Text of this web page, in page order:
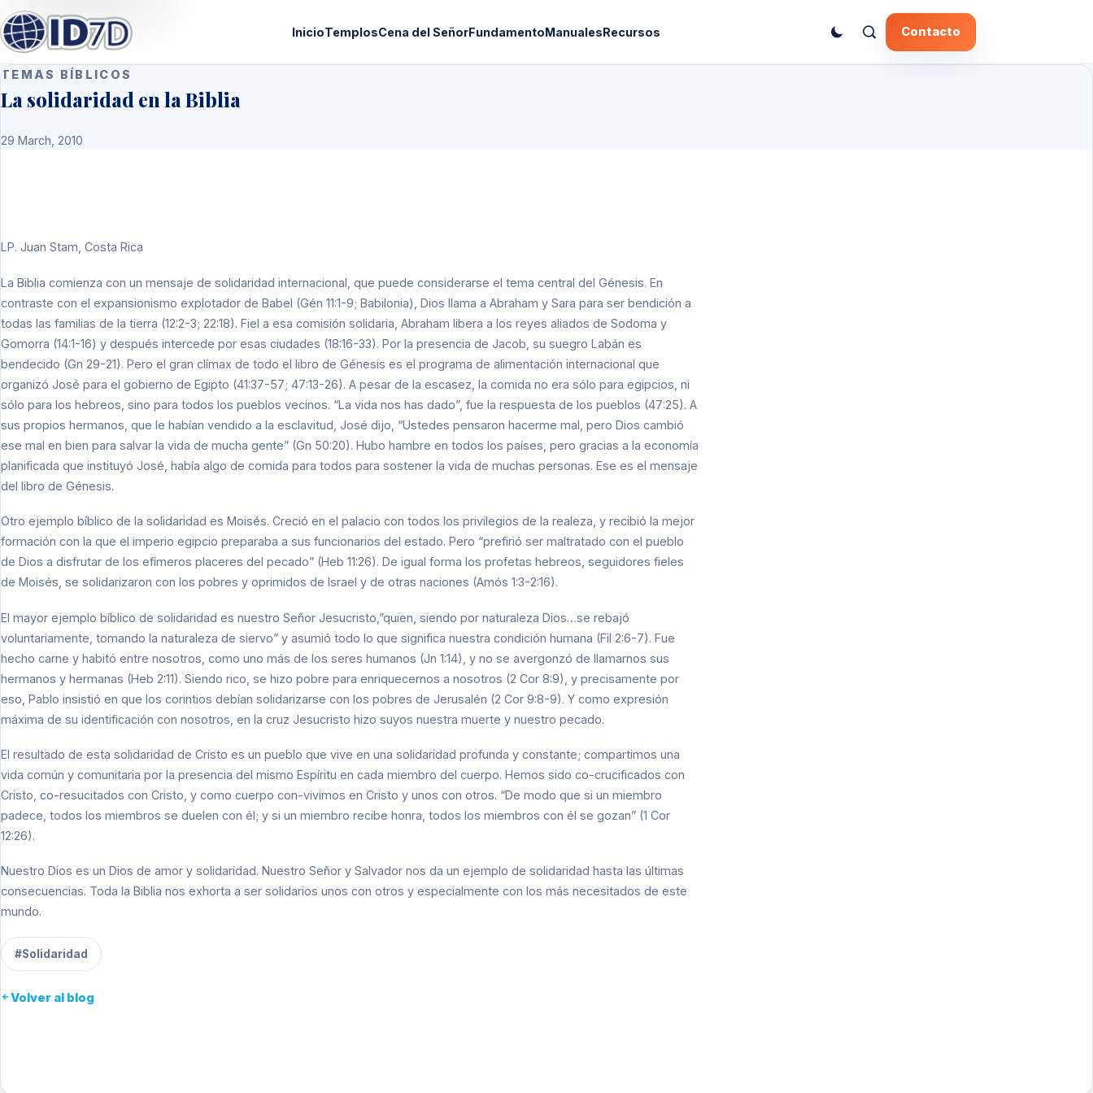
InicioTemplosCena del SeñorFundamentoManualesRecursos Contacto
TEMAS BÍBLICOS
La solidaridad en la Biblia
29 March, 2010
LP. Juan Stam, Costa Rica
La Biblia comienza con un mensaje de solidaridad internacional, que puede considerarse el tema central del Génesis. En
contraste con el expansionismo explotador de Babel (Gén 11:1-9; Babilonia), Dios llama a Abraham y Sara para ser bendición a
todas las familias de la tierra (12:2-3; 22:18). Fiel a esa comisión solidaria, Abraham libera a los reyes aliados de Sodoma y
Gomorra (14:1-16) y después intercede por esas ciudades (18:16-33). Por la presencia de Jacob, su suegro Labán es
bendecido (Gn 29-21). Pero el gran clímax de todo el libro de Génesis es el programa de alimentación internacional que
organizó José para el gobierno de Egipto (41:37-57; 47:13-26). A pesar de la escasez, la comida no era sólo para egipcios, ni
sólo para los hebreos, sino para todos los pueblos vecinos. “La vida nos has dado”, fue la respuesta de los pueblos (47:25). A
sus propios hermanos, que le habían vendido a la esclavitud, José dijo, “Ustedes pensaron hacerme mal, pero Dios cambió
ese mal en bien para salvar la vida de mucha gente” (Gn 50:20). Hubo hambre en todos los países, pero gracias a la economía
planificada que instituyó José, había algo de comida para todos para sostener la vida de muchas personas. Ese es el mensaje
del libro de Génesis.
Otro ejemplo bíblico de la solidaridad es Moisés. Creció en el palacio con todos los privilegios de la realeza, y recibió la mejor
formación con la que el imperio egipcio preparaba a sus funcionarios del estado. Pero “prefirió ser maltratado con el pueblo
de Dios a disfrutar de los efímeros placeres del pecado” (Heb 11:26). De igual forma los profetas hebreos, seguidores fieles
de Moisés, se solidarizaron con los pobres y oprimidos de Israel y de otras naciones (Amós 1:3-2:16).
El mayor ejemplo bíblico de solidaridad es nuestro Señor Jesucristo,”quien, siendo por naturaleza Dios…se rebajó
voluntariamente, tomando la naturaleza de siervo” y asumió todo lo que significa nuestra condición humana (Fil 2:6-7). Fue
hecho carne y habitó entre nosotros, como uno más de los seres humanos (Jn 1:14), y no se avergonzó de llamarnos sus
hermanos y hermanas (Heb 2:11). Siendo rico, se hizo pobre para enriquecernos a nosotros (2 Cor 8:9), y precisamente por
eso, Pablo insistió en que los corintios debían solidarizarse con los pobres de Jerusalén (2 Cor 9:8-9). Y como expresión
máxima de su identificación con nosotros, en la cruz Jesucristo hizo suyos nuestra muerte y nuestro pecado.
El resultado de esta solidaridad de Cristo es un pueblo que vive en una solidaridad profunda y constante; compartimos una
vida común y comunitaria por la presencia del mismo Espíritu en cada miembro del cuerpo. Hemos sido co-crucificados con
Cristo, co-resucitados con Cristo, y como cuerpo con-vivimos en Cristo y unos con otros. “De modo que si un miembro
padece, todos los miembros se duelen con él; y si un miembro recibe honra, todos los miembros con él se gozan” (1 Cor
12:26).
Nuestro Dios es un Dios de amor y solidaridad. Nuestro Señor y Salvador nos da un ejemplo de solidaridad hasta las últimas
consecuencias. Toda la Biblia nos exhorta a ser solidarios unos con otros y especialmente con los más necesitados de este
mundo.
#Solidaridad
Volver al blog